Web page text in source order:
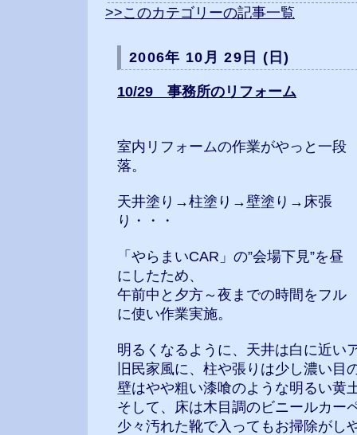
>>このカテゴリーの記事一覧
2006年 10月 29日 (日)
10/29 事務所のリフォーム
室内リフォームの作業がやっと一段
落。
天井塗り→柱塗り→壁塗り→床張
り・・・
「やらまいCAR」の”会場下見”を昼
にしたため、
午前中と夕方～夜までの時間をフル
に使い作業実施。
明るくなるように、天井は白に近い
旧民家風に、柱や張りは少し濃い目
壁はやや粗い漆喰のような明るい黄
そして、床は木目調のビニールカー
少々汚れた靴で入ってもお掃除がし